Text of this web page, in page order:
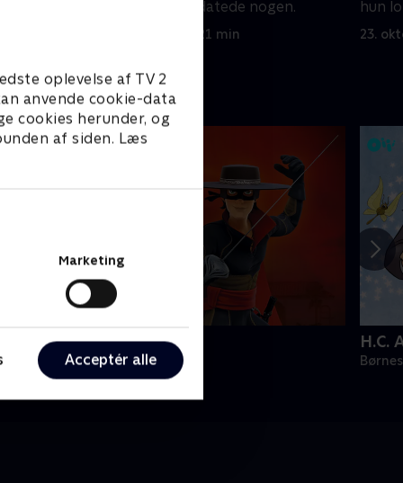
oplevelse af TV 2
anvende cookie-data
cookies herunder, og
af siden. Læs
Marketing
Acceptér alle
engang, at Jerry datede nogen.
16. oktober 2005 • 21 min
hun
ud
23.
Zorro the Chronicles
• 1 sæsoner
H.C.